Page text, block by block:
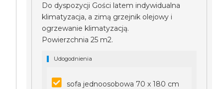
Do dyspozycji Gości latem indywidualna
klimatyzacja, a zimą grzejnik olejowy i
ogrzewanie klimatyzacją.
Powierzchnia 25 m2.
Udogodnienia
sofa jednoosobowa 70 x 180 cm